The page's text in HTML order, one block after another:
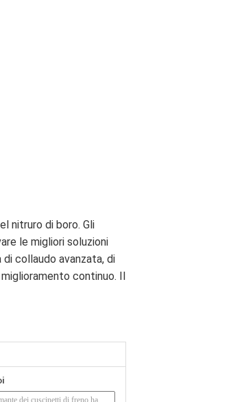
nitruro di boro. Gli
le migliori soluzioni
collaudo avanzata, di
continuo. Il